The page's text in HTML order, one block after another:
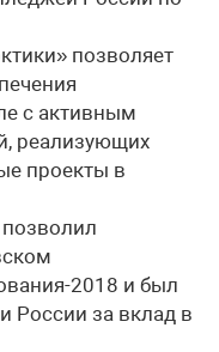
позволяет
с активным
реализующих
проекты в
2018 и был
России за вклад в